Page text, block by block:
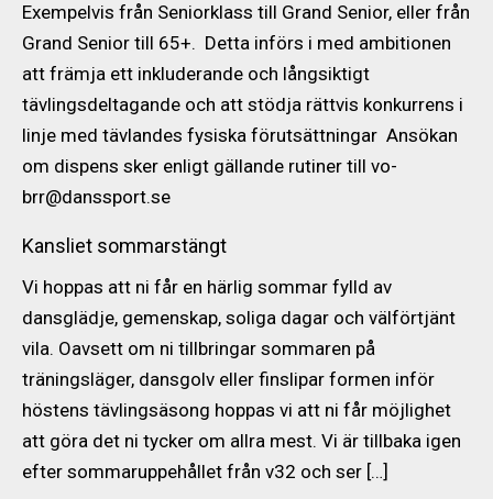
Exempelvis från Seniorklass till Grand Senior, eller från
Grand Senior till 65+. Detta införs i med ambitionen
att främja ett inkluderande och långsiktigt
tävlingsdeltagande och att stödja rättvis konkurrens i
linje med tävlandes fysiska förutsättningar Ansökan
om dispens sker enligt gällande rutiner till vo-
brr@danssport.se
Kansliet sommarstängt
Vi hoppas att ni får en härlig sommar fylld av
dansglädje, gemenskap, soliga dagar och välförtjänt
vila. Oavsett om ni tillbringar sommaren på
träningsläger, dansgolv eller finslipar formen inför
höstens tävlingsäsong hoppas vi att ni får möjlighet
att göra det ni tycker om allra mest. Vi är tillbaka igen
efter sommaruppehållet från v32 och ser […]